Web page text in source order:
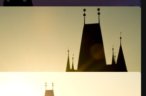
По золотой дорожке